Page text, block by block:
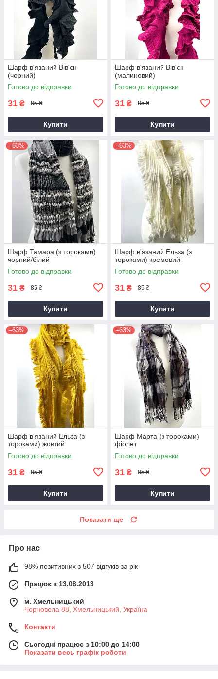
Шарф в'язаний Вів'єн
(чорний)
Готово до відправки
31 ₴ 85 ₴
Купити
Шарф в'язаний Вів'єн
(малиновий)
Готово до відправки
31 ₴ 85 ₴
Купити
–63%
Шарф Тамара (з тороками)
чорний/білий
Готово до відправки
31 ₴ 85 ₴
Купити
–63%
Шарф в'язаний Ельза (з
тороками) кремовий
Готово до відправки
31 ₴ 85 ₴
Купити
–63%
Шарф в'язаний Ельза (з
тороками) жовтий
Готово до відправки
31 ₴ 85 ₴
Купити
–63%
Шарф Марта (з тороками)
фіолет
Готово до відправки
31 ₴ 85 ₴
Купити
Показати ще
Про нас
98% позитивних з 507 відгуків за рік
Працює з 13.08.2013
м. Хмельницький
Чорновола 88, Хмельницький, Україна
Контакти
Сьогодні працює з 10:00 до 14:00
Показати весь графік роботи